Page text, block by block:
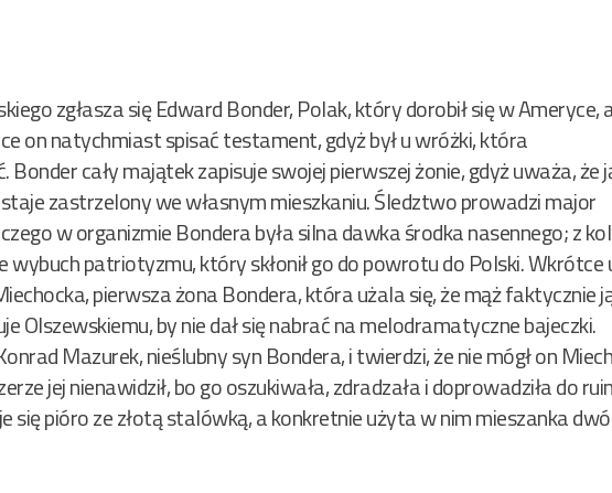
zgłasza się Edward Bonder, Polak, który dorobił się w Ameryce,
on natychmiast spisać testament, gdyż był u wróżki, która
Bonder cały majątek zapisuje swojej pierwszej żonie, gdyż uważa, że
zastrzelony we własnym mieszkaniu. Śledztwo prowadzi major
w organizmie Bondera była silna dawka środka nasennego; z
wybuch patriotyzmu, który skłonił go do powrotu do Polski. Wkrótce
pierwsza żona Bondera, która użala się, że mąż faktycznie
Olszewskiemu, by nie dał się nabrać na melodramatyczne bajeczki.
Mazurek, nieślubny syn Bondera, i twierdzi, że nie mógł on
jej nienawidził, bo go oszukiwała, zdradzała i doprowadziła do
się pióro ze złotą stalówką, a konkretnie użyta w nim mieszanka